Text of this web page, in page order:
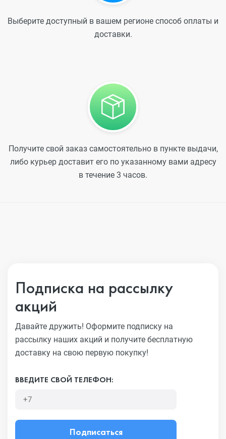
Выберите доступный в вашем регионе способ оплаты и
доставки.
Получите свой заказ самостоятельно в пункте выдачи,
либо курьер доставит его по указанному вами адресу
в течение 3 часов.
Подписка на рассылку
акций
Давайте дружить! Оформите подписку на
рассылку наших акций и получите бесплатную
доставку на свою первую покупку!
ВВЕДИТЕ СВОЙ ТЕЛЕФОН:
Подписаться